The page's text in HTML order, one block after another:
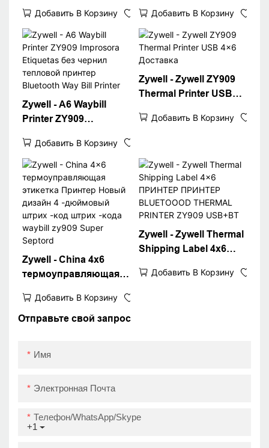
Sarkcode Printer
Printer 4x6 Thermal
Waybill A6 Printer
USB+Wi -Fi
Добавить В Корзину
Logistics Express Fast
4x6 ПРИНТЕР
ПРИНТЕР 4 -дюйм
Добавить В Корзину
Zywell - A6 Waybill
Printer ZY909
без чернил тепловой
принтер Bluetooth
Way Bill Printer
Добавить В Корзину
Zywell - Zywell ZY909
Thermal Printer USB
Добавить В Корзину
Zywell - China 4x6
термоуправляющая
Новый дизайн 4
-дюймовый штрих
Septord
Добавить В Корзину
Zywell - Zywell Thermal
Shipping Label 4x6
BLUETOOOD
Добавить В Корзину
Отправьте свой запрос
Имя
Электронная Почта
+1
Телефон/WhatsApp/Skype